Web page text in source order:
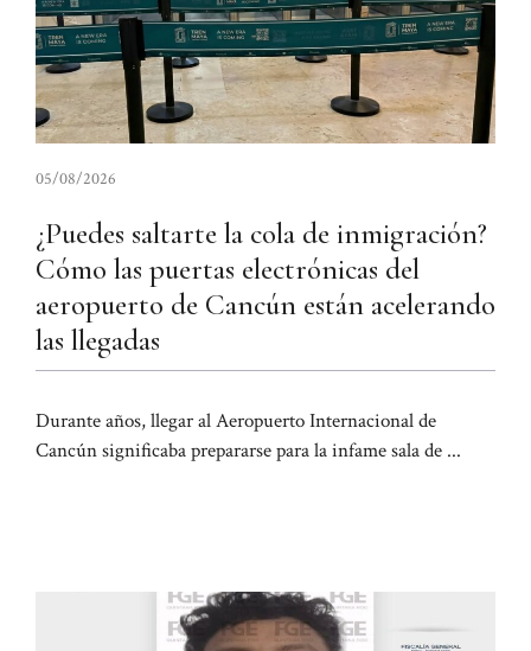
05/08/2026
¿Puedes saltarte la cola de inmigración?
Cómo las puertas electrónicas del
aeropuerto de Cancún están acelerando
las llegadas
Durante años, llegar al Aeropuerto Internacional de
Cancún significaba prepararse para la infame sala de ...